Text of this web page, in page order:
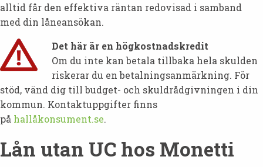
alltid får den effektiva räntan redovisad i samband
med din låneansökan.
Det här är en högkostnadskredit
Om du inte kan betala tillbaka hela skulden
riskerar du en betalningsanmärkning. För
stöd, vänd dig till budget- och skuldrådgivningen i din
kommun. Kontaktuppgifter finns
på hallåkonsument.se.
Lån utan UC hos Monetti